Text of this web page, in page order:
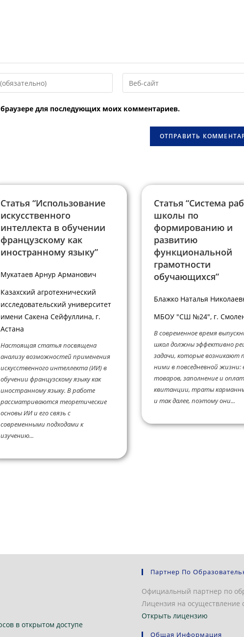
Введите
URL
(необязательно)
для последующих моих комментариев.
Статья “Использование
искусственного
интеллекта в обучении
французскому как
иностранному языку”
Мукатаев Арнур Арманович
Казахский агротехнический
исследовательский университет
имени Сакена Сейфуллина, г.
Астана
Настоящая статья посвящена
анализу возможностей применения
искусственного интеллекта (ИИ) в
обучении французскому языку как
иностранному языку. В работе
рассматриваются теоретические
основы ИИ и его связь с
современными подходами к
изучению...
Статья “Система
школы по
формированию и
развитию
функциональной
грамотности
обучающихся”
Блажко Наталья
МБОУ "СШ №24", г.
В современное время
школ должны эффективно
задачи, которые возникают
ними в повседневной жизни:
товаров, заполнение и
квитанции, траты
и так далее, поэтому они...
в открытом доступе
Партнер По
Официальный партнер по
Лицензия на осуществление
Открыть лицензию
Общая Информация